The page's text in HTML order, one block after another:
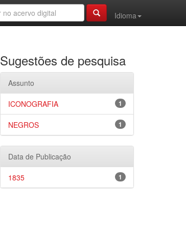
Idioma
Sugestões de pesquisa
Assunto
1
ICONOGRAFIA
1
NEGROS
Data de Publicação
1
1835